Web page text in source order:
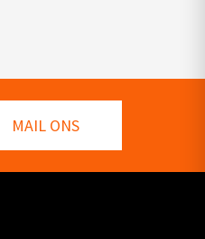
MAIL ONS